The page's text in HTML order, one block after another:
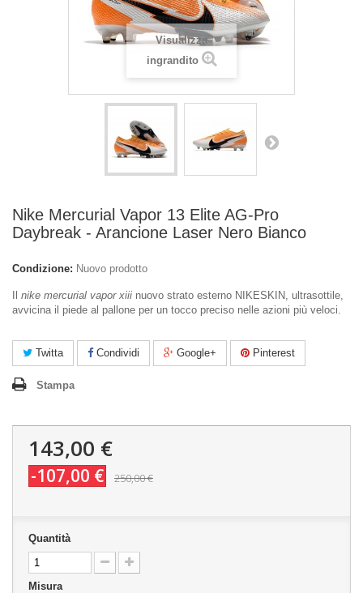
Visualizza
ingrandito
Nike Mercurial Vapor 13 Elite AG-Pro
Daybreak - Arancione Laser Nero Bianco
Condizione: Nuovo prodotto
nike mercurial vapor xiii nuovo strato esterno NIKESKIN, ultrasottile,
avvicina il piede al pallone per un tocco preciso nelle azioni più veloci.
Twitta Condividi Google+ Pinterest
Stampa
143,00 €
-107,00 € 250,00 €
Quantità
Misura